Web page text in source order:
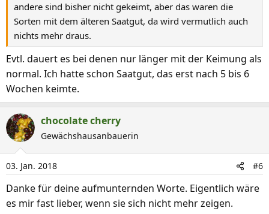
andere sind bisher nicht gekeimt, aber das waren die
Sorten mit dem älteren Saatgut, da wird vermutlich auch
nichts mehr draus.
Evtl. dauert es bei denen nur länger mit der Keimung als
normal. Ich hatte schon Saatgut, das erst nach 5 bis 6
Wochen keimte.
chocolate cherry
Gewächshausanbauerin
03. Jan. 2018 #6
Danke für deine aufmunternden Worte. Eigentlich wäre
es mir fast lieber, wenn sie sich nicht mehr zeigen.